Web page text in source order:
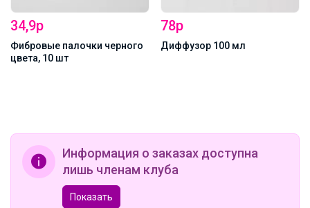
78р
Диффузор 100 мл
Информация о заказах доступна
лишь членам клуба
Показать